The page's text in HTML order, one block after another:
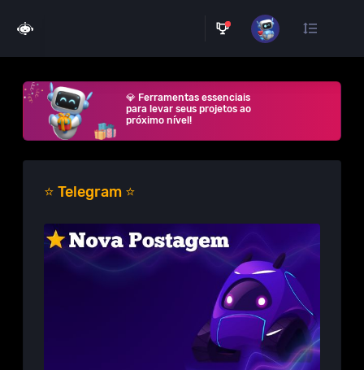
💎 Ferramentas essenciais
para levar seus projetos ao
próximo nível!
⭐ Telegram ⭐